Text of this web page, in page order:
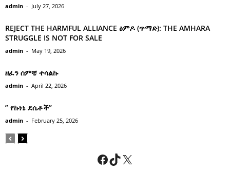
admin - July 27, 2026
REJECT THE HARMFUL ALLIANCE ፅምዶ (ጥማድ): THE AMHARA
STRUGGLE IS NOT FOR SALE
admin - May 19, 2026
ዘፈን ሰምቼ ተሳልኩ
admin - April 22, 2026
” የኩነኔ ደሴቶች’’
admin - February 25, 2026
Facebook
TikTok
X